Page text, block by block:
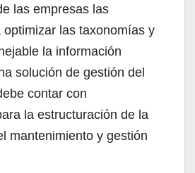
las empresas las
optimizar las taxonomías y
la información
solución de gestión del
contar con
la estructuración de la
mantenimiento y gestión